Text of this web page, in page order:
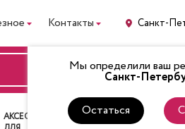
Контакты Санкт-
Мы определили ваш
Санкт-
Остаться
ВХОД
АКСЕССУАРЫ
ЛАПКИ
ДЛЯ